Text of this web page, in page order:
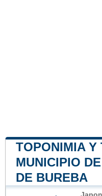
TOPONIMIA Y
MUNICIPIO
DE BUREBA